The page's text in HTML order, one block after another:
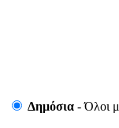
Δημόσια - Όλοι